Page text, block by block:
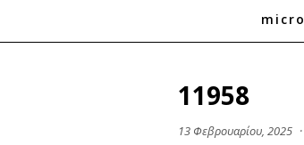
micro
11958
13 Φεβρουαρίου, 2025 ·